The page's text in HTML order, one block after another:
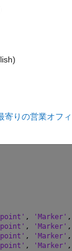
, 'Marker' ,
, 'Marker' ,
, 'Marker' ,
, 'Marker' ,
寄りの営業オフ